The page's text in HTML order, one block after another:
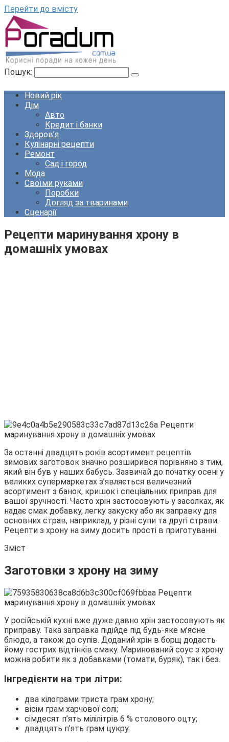
Перейти до вмісту
Пошук:
Новий рік
Дім
Авто
Кредит і банки
Здоров’я
Кулінарні рецепти
Ремонт
Сад і город
Мода
Своїми руками
Поробки
Догляд за тваринами
Сценарії
Рецепти маринування хрону в
домашніх умовах
За останні двадцять років асортимент рецептів
зимових заготовок значно розширився порівняно з тим,
який він був у наших бабусь. Зазвичай до початку осені у
великих супермаркетах з’являється величезний
асортимент з банок, кришок і спеціальних приправ для
вашої зручності. Часто хрін застосовують у засолках, як
надає смак добавку, легку закуску або як заправку для
основних страв, наприклад, у різні супи та другі страви.
Рецепти з хрону на зиму досить прості в приготуванні.
Зміст
Заготовки з хрону на зиму
У російській кухні вже дуже давно хрін застосовують як
приправу. Така заправка підійде під будь-яке м’ясне
блюдо, а також до супів. Доданий хрін в борщ додасть
йому гострих відтінків смаку. Маринований соус з хрону
можна робити як з добавками (томати, буряк), так і без.
Інгредієнти на три літри:
два кілограми триста грам хрону;
вісім грам харчової солі;
сімдесят п’ять мілілітрів 6 % столового оцту;
двадцять п’ять грам цукру.